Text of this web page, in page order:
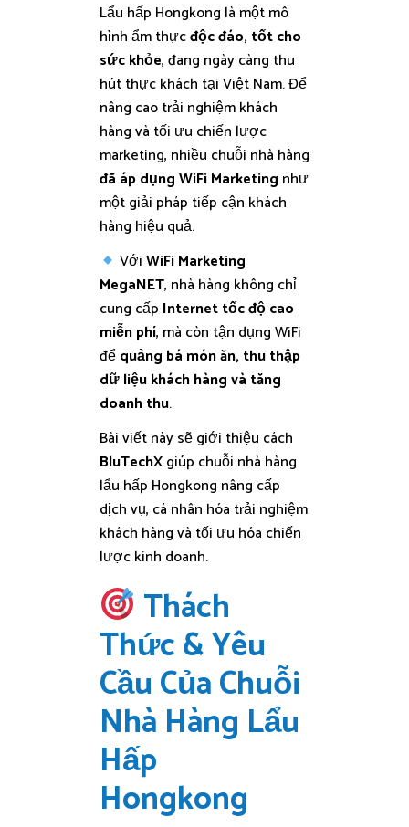
Lẩu hấp Hongkong là một mô
hình ẩm thựcđộc đáo, tốt cho
sức khỏe, đang ngày càng thu
hút thực khách tại Việt Nam. Để
nâng cao trải nghiệm khách
hàng và tối ưu chiến lược
marketing, nhiều chuỗi nhà hàng
đã áp dụng WiFi Marketing như
một giải pháp tiếp cận khách
hàng hiệu quả.
VớiWiFi Marketing
MegaNET, nhà hàng không chỉ
cung cấp Internet tốc độ cao
miễn phí, mà còn tận dụng WiFi
đểquảng bá món ăn, thu thập
dữ liệu khách hàng và tăng
doanh thu.
Bài viết này sẽ giới thiệu cách
BluTechXgiúp chuỗi nhà hàng
lẩu hấp Hongkong nâng cấp
dịch vụ, cá nhân hóa trải nghiệm
khách hàng và tối ưu hóa chiến
lược kinh doanh.
Thách
Thức & Yêu
Cầu Của Chuỗi
Nhà Hàng Lẩu
Hấp
Hongkong